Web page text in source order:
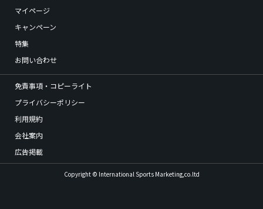
マイページ
キャンペーン
特集
お問い合わせ
免責事項・コピーライト
プライバシーポリシー
利用規約
会社案内
広告掲載
Copyright © International Sports Marketing,co.ltd